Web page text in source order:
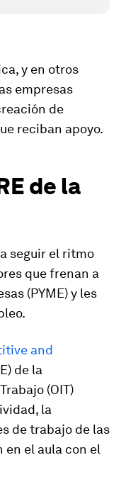
y en otros
empresas
de
reciban apoyo.
de la
seguir el ritmo
que frenan a
(PYME) y les
and
de la
(OIT)
la
de trabajo de las
en el aula con el